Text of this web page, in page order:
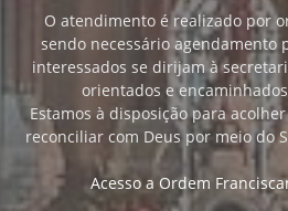
O atendimento é realizado por
sendo necessário agendamento
interessados se dirijam à
orientados e
Estamos à disposição para
reconciliar com Deus por meio do
Acesso a Ordem